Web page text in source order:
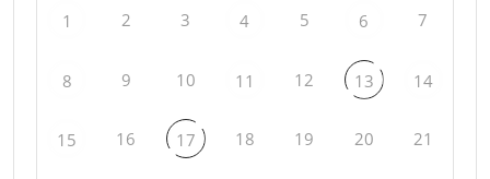
1 2 3 4 5 6 7
8 9 10 11 12 13 14
15 16 17 18 19 20 21